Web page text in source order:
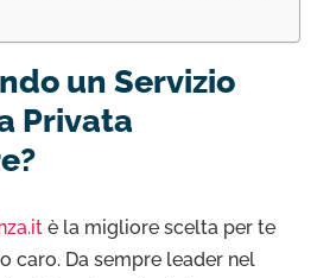
un Servizio
Privata
è la migliore scelta per te
caro. Da sempre leader nel